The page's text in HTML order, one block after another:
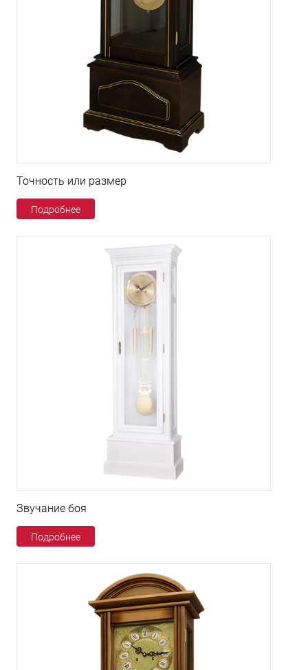
Точность или размер
Подробнее
Звучание боя
Подробнее